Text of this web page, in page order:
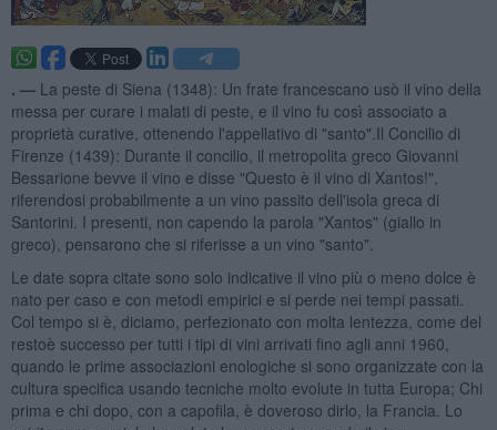
. — La peste di Siena (1348): Un frate francescano usò il vino della
messa per curare i malati di peste, e il vino fu così associato a
proprietà curative, ottenendo l'appellativo di "santo".Il Concilio di
Firenze (1439): Durante il concilio, il metropolita greco Giovanni
Bessarione bevve il vino e disse "Questo è il vino di Xantos!",
riferendosi probabilmente a un vino passito dell'isola greca di
Santorini. I presenti, non capendo la parola "Xantos" (giallo in
greco), pensarono che si riferisse a un vino "santo".
Le date sopra citate sono solo indicative il vino più o meno dolce è
nato per caso e con metodi empirici e si perde nei tempi passati.
Col tempo si è, diciamo, perfezionato con molta lentezza, come del
restoè successo per tutti i tipi di vini arrivati fino agli anni 1960,
quando le prime associazioni enologiche si sono organizzate con la
cultura specifica usando tecniche molto evolute in tutta Europa; Chi
prima e chi dopo, con a capofila, è doveroso dirlo, la Francia. Lo